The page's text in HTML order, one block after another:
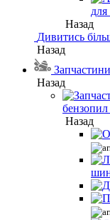
Назад
Дивитись
Назад
Назад
бензопил
Назад